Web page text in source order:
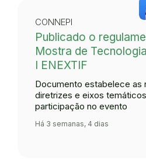
CONNEPI
Publicado o
Mostra de
I ENEXTIF
Documento estabelece as
diretrizes e eixos
participação no evento
Há 3 semanas, 4 dias